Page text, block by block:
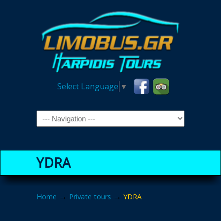
Select Language ▼
Navigation
YDRA
Home → Private tours → YDRA